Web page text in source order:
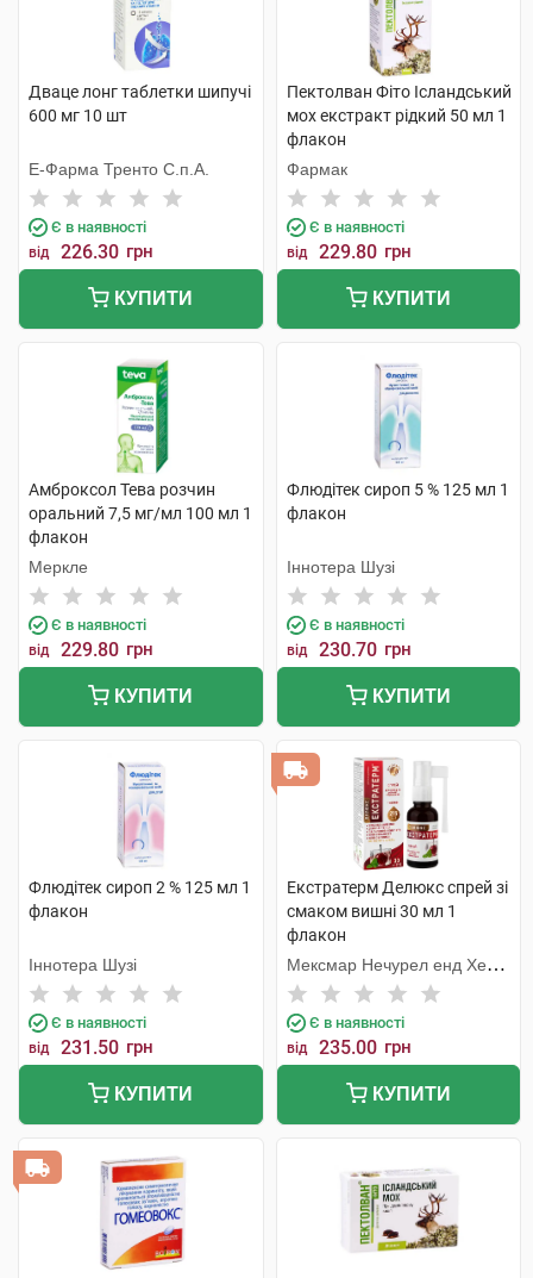
Дваце лонг таблетки шипучі
600 мг 10 шт
Е-Фарма Тренто С.п.А.
Є в наявності
від 226.30 грн
КУПИТИ
Пектолван Фіто Ісландський
мох екстракт рідкий 50 мл 1
флакон
Фармак
Є в наявності
від 229.80 грн
КУПИТИ
Амброксол Тева розчин
оральний 7,5 мг/мл 100 мл 1
флакон
Меркле
Є в наявності
від 229.80 грн
КУПИТИ
Флюдітек сироп 5 % 125 мл 1
флакон
Іннотера Шузі
Є в наявності
від 230.70 грн
КУПИТИ
Флюдітек сироп 2 % 125 мл 1
флакон
Іннотера Шузі
Є в наявності
від 231.50 грн
КУПИТИ
Екстратерм Делюкс спрей зі
смаком вишні 30 мл 1
флакон
Мексмар Нечурел енд Хелсі
Продактс
Є в наявності
від 235.00 грн
КУПИТИ